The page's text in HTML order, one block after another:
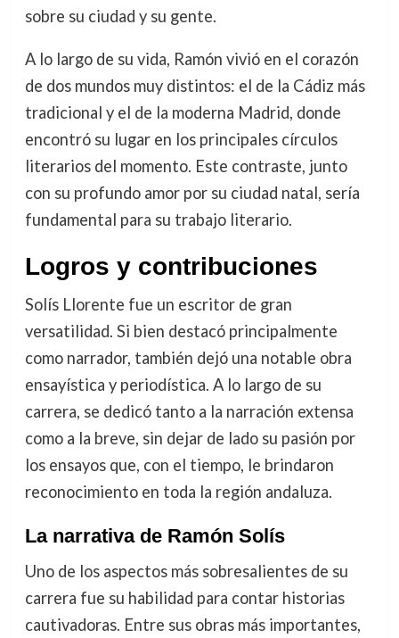
sobre su ciudad y su gente.
A lo largo de su vida, Ramón vivió en el corazón
de dos mundos muy distintos: el de la Cádiz más
tradicional y el de la moderna Madrid, donde
encontró su lugar en los principales círculos
literarios del momento. Este contraste, junto
con su profundo amor por su ciudad natal, sería
fundamental para su trabajo literario.
Logros y contribuciones
Solís Llorente fue un escritor de gran
versatilidad. Si bien destacó principalmente
como narrador, también dejó una notable obra
ensayística y periodística. A lo largo de su
carrera, se dedicó tanto a la narración extensa
como a la breve, sin dejar de lado su pasión por
los ensayos que, con el tiempo, le brindaron
reconocimiento en toda la región andaluza.
La narrativa de Ramón Solís
Uno de los aspectos más sobresalientes de su
carrera fue su habilidad para contar historias
cautivadoras. Entre sus obras más importantes,